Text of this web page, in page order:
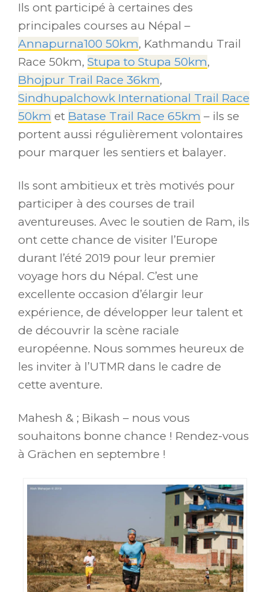
Ils ont participé à certaines des
principales courses au Népal –
Annapurna100 50km, Kathmandu Trail
Race 50km, Stupa to Stupa 50km,
Bhojpur Trail Race 36km,
Sindhupalchowk International Trail Race
50km et Batase Trail Race 65km – ils se
portent aussi régulièrement volontaires
pour marquer les sentiers et balayer.
Ils sont ambitieux et très motivés pour
participer à des courses de trail
aventureuses. Avec le soutien de Ram, ils
ont cette chance de visiter l’Europe
durant l’été 2019 pour leur premier
voyage hors du Népal. C’est une
excellente occasion d’élargir leur
expérience, de développer leur talent et
de découvrir la scène raciale
européenne. Nous sommes heureux de
les inviter à l’UTMR dans le cadre de
cette aventure.
Mahesh & ; Bikash – nous vous
souhaitons bonne chance ! Rendez-vous
à Grächen en septembre !